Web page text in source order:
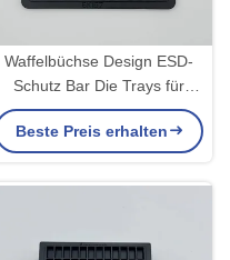
Waffelbüchse Design ESD-
Schutz Bar Die Trays für
kleine Chip-Komponenten
Beste Preis erhalten